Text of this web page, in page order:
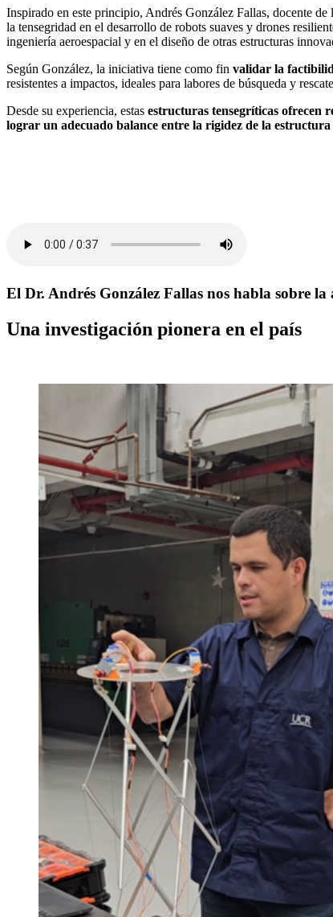
Inspirado en este principio, Andrés González Fallas, docente de
la tensegridad en el desarrollo de robots suaves y drones
ingeniería aeroespacial y en el diseño de otras estructuras
Según González, la iniciativa tiene como fin validar la
resistentes a impactos, ideales para labores de búsqueda y
Desde su experiencia, estas estructuras tensegríticas ofrecen
lograr un adecuado balance entre la rigidez de la
El Dr. Andrés González Fallas nos habla sobre
Una investigación pionera en el país